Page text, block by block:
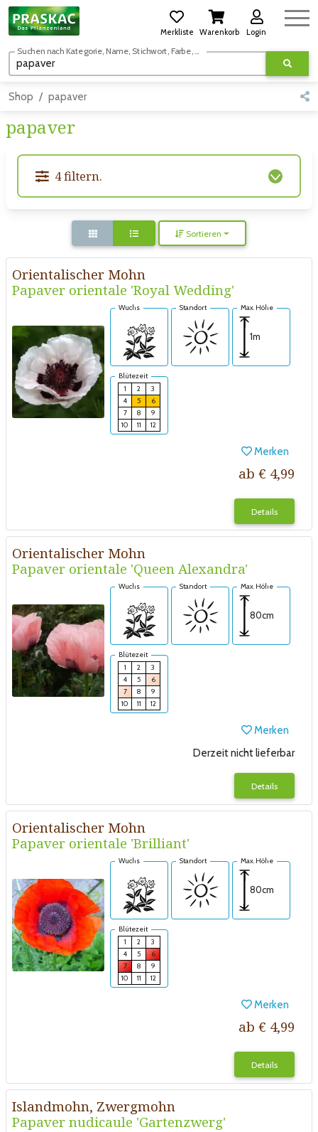
Merkliste Warenkorb Login
Suchen nach Kategorie, Name, Stichwort, Farbe, usw.
Shop papaver
papaver
4 filtern.
Sortieren
Orientalischer Mohn
Papaver orientale 'Royal Wedding'
Wuchs Standort Max. Höhe
1m
Blütezeit
1
2
3
4
5
6
7
8
9
10
11 12
Merken
ab € 4,99
Details
Orientalischer Mohn
Papaver orientale 'Queen Alexandra'
Wuchs Standort Max. Höhe
80cm
Blütezeit
1
2
3
4
5
6
7
8
9
10
11 12
Merken
Derzeit nicht lieferbar
Details
Orientalischer Mohn
Papaver orientale 'Brilliant'
Wuchs Standort Max. Höhe
80cm
Blütezeit
1
2
3
4
5
6
7
8
9
10
11 12
Merken
ab € 4,99
Details
Islandmohn, Zwergmohn
Papaver nudicaule 'Gartenzwerg'